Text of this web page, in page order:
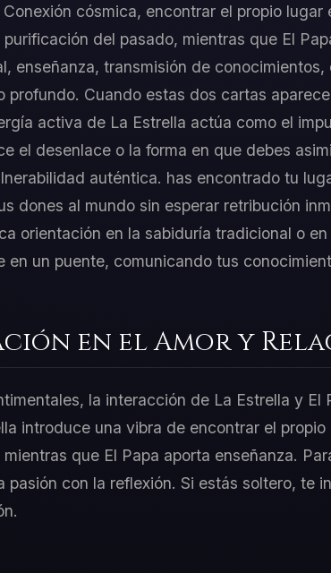
cósmica, encontrar el propio
del pasado, mientras que El
enseñanza, transmisión de
profundo. Cuando estas dos cartas
activa de La Estrella actúa como el
el desenlace o la forma en que debes
auténtica. has encontrado tu
dones al mundo sin esperar retribución
orientación en la sabiduría tradicional o
en un puente, comunicando tus
en el Amor y
la interacción de La Estrella y
introduce una vibra de encontrar el
que El Papa aporta enseñanza.
pasión con la reflexión. Si estás soltero, te